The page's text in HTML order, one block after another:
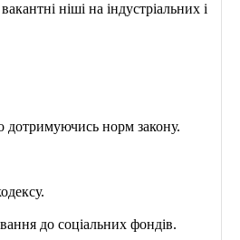
ніші на індустріальних і
дотримуючись норм закону.
до соціальних фондів.